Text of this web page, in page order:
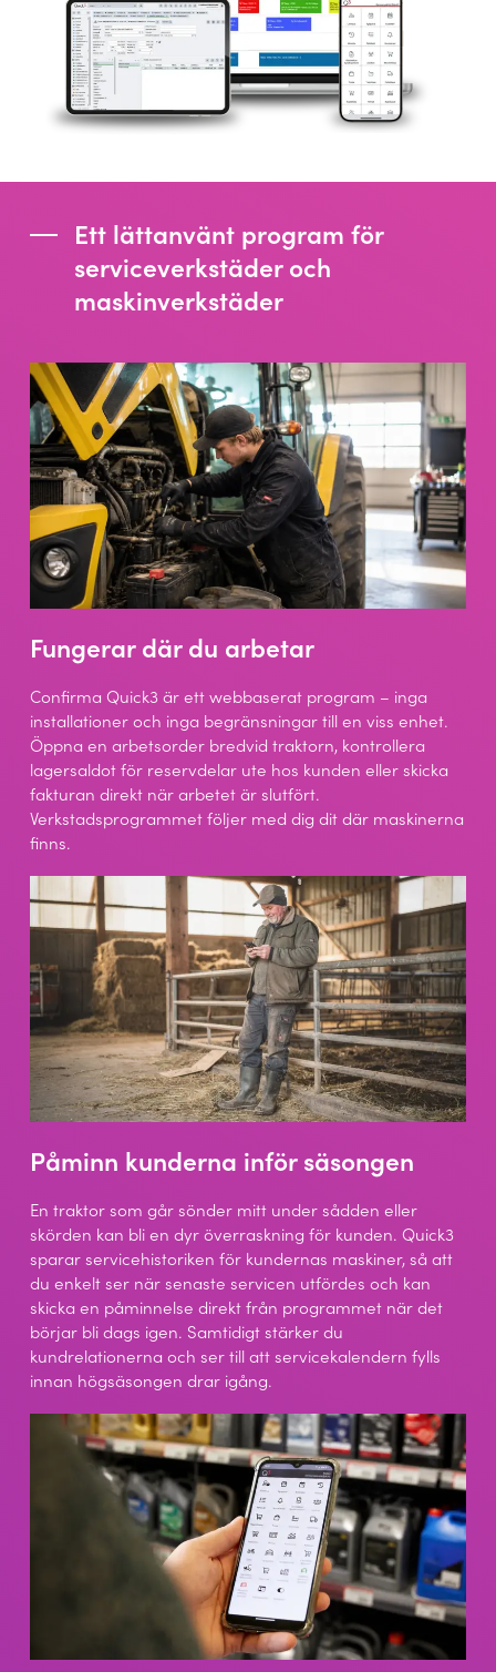
Ett lättanvänt program för
serviceverkstäder och
maskinverkstäder
Fungerar där du arbetar
Confirma Quick3 är ett webbaserat program – inga
installationer och inga begränsningar till en viss enhet.
Öppna en arbetsorder bredvid traktorn, kontrollera
lagersaldot för reservdelar ute hos kunden eller skicka
fakturan direkt när arbetet är slutfört.
Verkstadsprogrammet följer med dig dit där maskinerna
finns.
Påminn kunderna inför säsongen
En traktor som går sönder mitt under sådden eller
skörden kan bli en dyr överraskning för kunden. Quick3
sparar servicehistoriken för kundernas maskiner, så att
du enkelt ser när senaste servicen utfördes och kan
skicka en påminnelse direkt från programmet när det
börjar bli dags igen. Samtidigt stärker du
kundrelationerna och ser till att servicekalendern fylls
innan högsäsongen drar igång.